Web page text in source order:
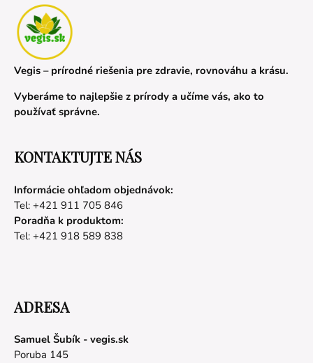
Vegis – prírodné riešenia pre zdravie, rovnováhu a krásu.
Vyberáme to najlepšie z prírody a učíme vás, ako to
používať správne.
KONTAKTUJTE NÁS
Informácie ohľadom objednávok:
Tel: +421 911 705 846
Poradňa k produktom:
Tel: +421 918 589 838
ADRESA
Samuel Šubík - vegis.sk
Poruba 145